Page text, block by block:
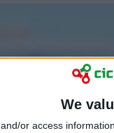
We
or access